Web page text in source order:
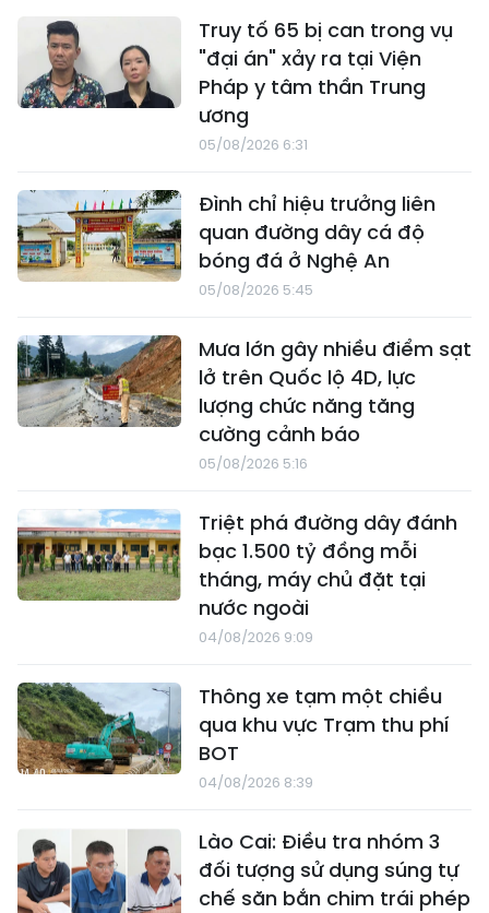
Truy tố 65 bị can trong vụ
"đại án" xảy ra tại Viện
Pháp y tâm thần Trung
ương
05/08/2026 6:31
Đình chỉ hiệu trưởng liên
quan đường dây cá độ
bóng đá ở Nghệ An
05/08/2026 5:45
Mưa lớn gây nhiều điểm sạt
lở trên Quốc lộ 4D, lực
lượng chức năng tăng
cường cảnh báo
05/08/2026 5:16
Triệt phá đường dây đánh
bạc 1.500 tỷ đồng mỗi
tháng, máy chủ đặt tại
nước ngoài
04/08/2026 9:09
Thông xe tạm một chiều
qua khu vực Trạm thu phí
BOT
04/08/2026 8:39
Lào Cai: Điều tra nhóm 3
đối tượng sử dụng súng tự
chế săn bắn chim trái phép